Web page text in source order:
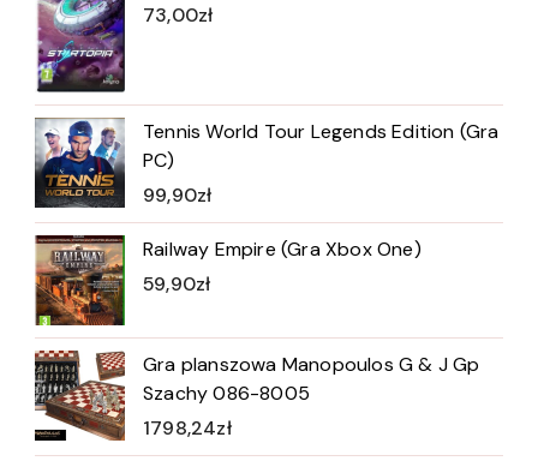
73,00zł
Tennis World Tour Legends Edition (Gra
PC)
99,90zł
Railway Empire (Gra Xbox One)
59,90zł
Gra planszowa Manopoulos G & J Gp
Szachy 086-8005
1798,24zł